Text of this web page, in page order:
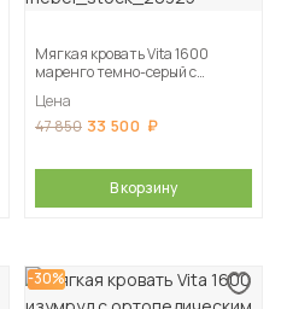
Мягкая кровать Vita 1600
маренго темно-серый с
Цена
47 850 33 500
В корзину
-30%